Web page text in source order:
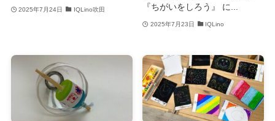
2025年7月24日 IQLino吹田
『ちがいをしろう』 に...
2025年7月23日 IQLino